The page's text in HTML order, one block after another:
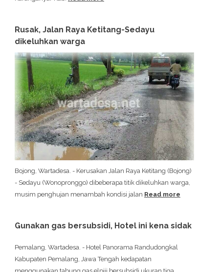
Rusak, Jalan Raya Ketitang-Sedayu
dikeluhkan warga
Bojong, Wartadesa. - Kerusakan Jalan Raya Ketitang (Bojong)
- Sedayu (Wonopronggo) dibeberapa titik dikeluhkan warga,
musim penghujan menambah kondisi jalan Read more
Gunakan gas bersubsidi, Hotel ini kena sidak
Pemalang, Wartadesa. - Hotel Panorama Randudongkal
Kabupaten Pemalang, Jawa Tengah kedapatan